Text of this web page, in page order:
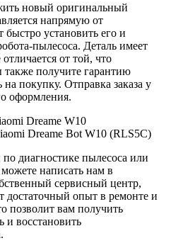
новый оригинальный
напрямую от
быстро установить его и
пылесоса. Деталь имеет
от той, что
также получите гарантию
покупку. Отправка заказа у
оформления.
Dreame Bot W10 (RLS5C)
диагностике пылесоса или
написать нам в
сервисный центр,
достаточный опыт в ремонте и
позволит вам получить
восстановить